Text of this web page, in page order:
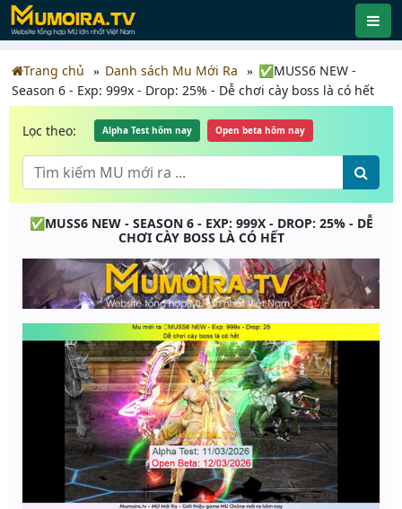
Trang chủ Danh sách Mu Mới Ra
✅MUSS6 NEW -
Season 6 - Exp: 999x - Drop: 25% - Dễ chơi cày boss là có hết
Lọc theo: Alpha Test hôm nay Open beta hôm nay
✅MUSS6 NEW - SEASON 6 - EXP: 999X - DROP: 25% - DỄ
CHƠI CÀY BOSS LÀ CÓ HẾT